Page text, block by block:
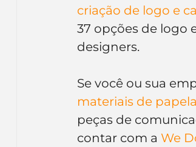
criação de logo e
37 opções de logo
designers.
Se você ou sua
materiais de
peças de
contar com a We